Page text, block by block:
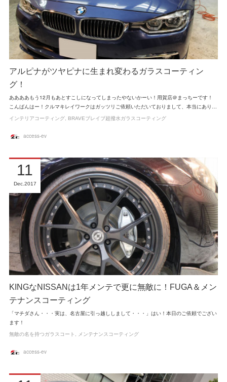
アルピナがツヤピナに生まれ変わるガラスコーティン
グ！
ああああもう12月もあとすこしになってしまったやないかーい！用賀店＠まっちーです！
こんばんはー！クルマキレイワークはガッツリご依頼いただいておりまして、本当にあり…
インテリアコーティング BRAVEブレイブ超撥水ガラスコーティング
access-ev
KINGなNISSANは1年メンテで更に無敵に！FUGA＆メン
テナンスコーティング
「マチダさん・・・実は、名古屋に引っ越ししまして・・・」はい！本日のご依頼でござい
ます！
11
Dec 2017
無敵の名を持つガラスコート メンテナンスコーティング
access-ev